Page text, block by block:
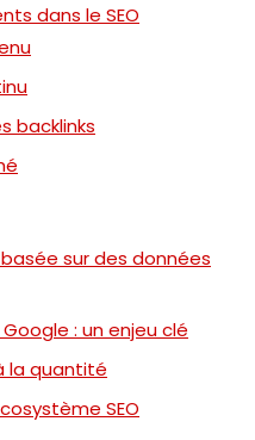
dans le SEO
backlinks
sur des données
: un enjeu clé
la quantité
SEO